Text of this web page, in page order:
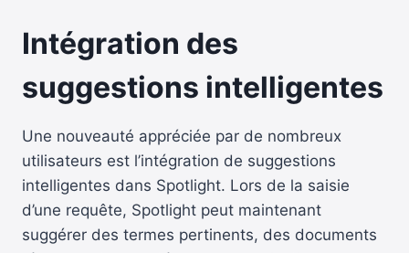
Intégration des
suggestions intelligentes
Une nouveauté appréciée par de nombreux
utilisateurs est l’intégration de suggestions
intelligentes dans Spotlight. Lors de la saisie
d’une requête, Spotlight peut maintenant
suggérer des termes pertinents, des documents